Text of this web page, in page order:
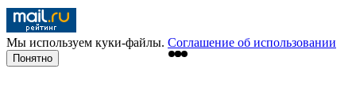
Мы используем куки-файлы. Соглашение об использовании
Понятно